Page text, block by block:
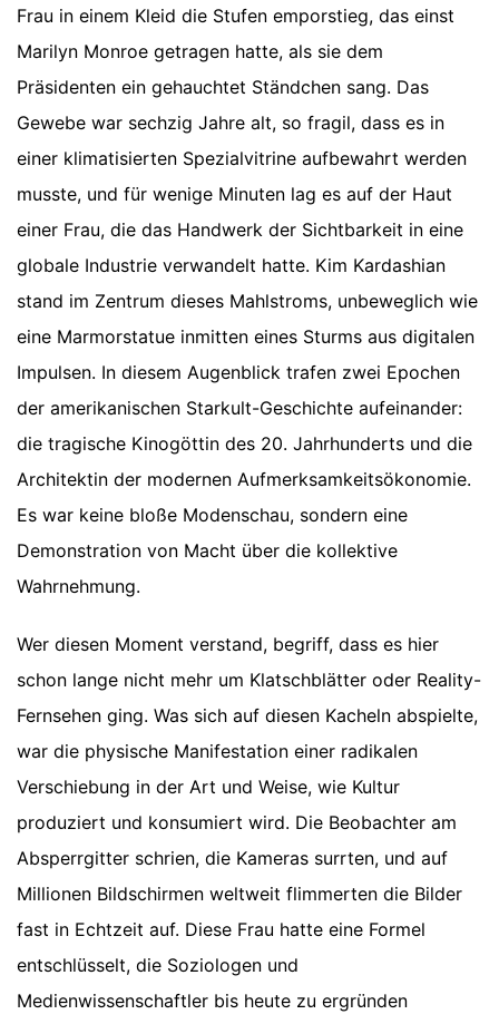
Frau in einem Kleid die Stufen emporstieg, das einst
Marilyn Monroe getragen hatte, als sie dem
Präsidenten ein gehauchtet Ständchen sang. Das
Gewebe war sechzig Jahre alt, so fragil, dass es in
einer klimatisierten Spezialvitrine aufbewahrt werden
musste, und für wenige Minuten lag es auf der Haut
einer Frau, die das Handwerk der Sichtbarkeit in eine
globale Industrie verwandelt hatte. Kim Kardashian
stand im Zentrum dieses Mahlstroms, unbeweglich wie
eine Marmorstatue inmitten eines Sturms aus digitalen
Impulsen. In diesem Augenblick trafen zwei Epochen
der amerikanischen Starkult-Geschichte aufeinander:
die tragische Kinogöttin des 20. Jahrhunderts und die
Architektin der modernen Aufmerksamkeitsökonomie.
Es war keine bloße Modenschau, sondern eine
Demonstration von Macht über die kollektive
Wahrnehmung.
Wer diesen Moment verstand, begriff, dass es hier
schon lange nicht mehr um Klatschblätter oder Reality-
Fernsehen ging. Was sich auf diesen Kacheln abspielte,
war die physische Manifestation einer radikalen
Verschiebung in der Art und Weise, wie Kultur
produziert und konsumiert wird. Die Beobachter am
Absperrgitter schrien, die Kameras surrten, und auf
Millionen Bildschirmen weltweit flimmerten die Bilder
fast in Echtzeit auf. Diese Frau hatte eine Formel
entschlüsselt, die Soziologen und
Medienwissenschaftler bis heute zu ergründen